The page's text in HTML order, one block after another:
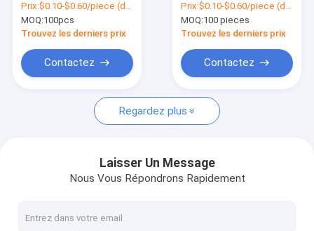
nouvelles
Tous les cas
Fer sur les corrections brodées
Fer imprimé sur des corrections
Corrections brodées faites sur commande
d'équipe
personnalisés anti-
rétrécissement
Prix:$0.10-$0.60/piece (depends on the design and order quantity)
MOQ:100pcs
Trouvez les derniers prix
Contactez
frontière de Merrow
de fils de polyester
pour des vestes de
Prix:$0.10-$0.60/piece (depends on the design and order quantity)
MOQ:100 pieces
Trouvez les derniers prix
Contactez
Regardez plus
Laisser Un Message
Nous Vous Répondrons Rapidement